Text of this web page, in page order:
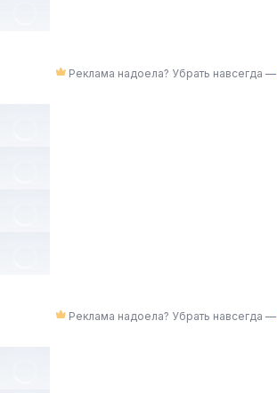
Реклама надоела? Убрать навсегда —
Реклама надоела? Убрать навсегда —